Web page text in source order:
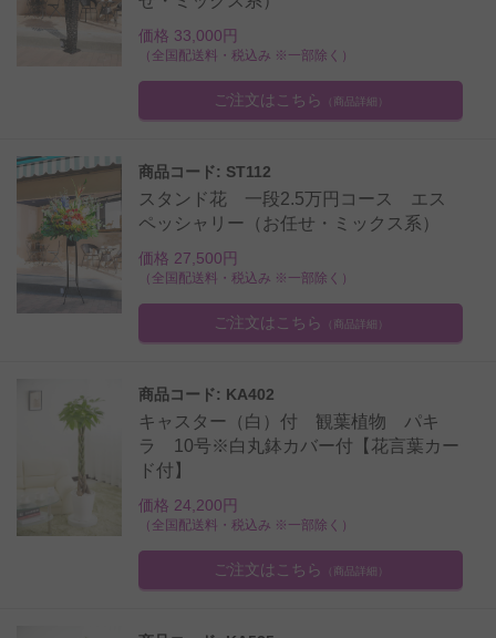
価格 33,000円
（全国配送料・税込み ※一部除く）
ご注文はこちら （商品詳細）
商品コード: ST112
スタンド花 一段2.5万円コース エス
ペッシャリー（お任せ・ミックス系）
価格 27,500円
（全国配送料・税込み ※一部除く）
ご注文はこちら （商品詳細）
商品コード: KA402
キャスター（白）付 観葉植物 パキ
ラ 10号※白丸鉢カバー付【花言葉カー
ド付】
価格 24,200円
（全国配送料・税込み ※一部除く）
ご注文はこちら （商品詳細）